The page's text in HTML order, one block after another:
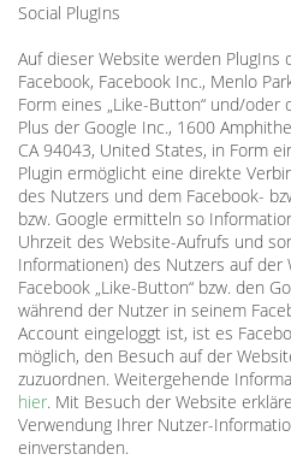
Social PlugIns
Auf dieser Website werden PlugIns
Facebook, Facebook Inc., Menlo
Form eines „Like-Button“ und/oder
Plus der Google Inc., 1600
CA 94043, United States, in Form
Plugin ermöglicht eine direkte
des Nutzers und dem Facebook-
bzw. Google ermitteln so
Uhrzeit des Website-Aufrufs und
Informationen) des Nutzers auf der
Facebook „Like-Button“ bzw. den
während der Nutzer in seinem
Account eingeloggt ist, ist es
möglich, den Besuch auf der
zuzuordnen. Weitergehende
hier. Mit Besuch der Website
Verwendung Ihrer Nutzer-
einverstanden.